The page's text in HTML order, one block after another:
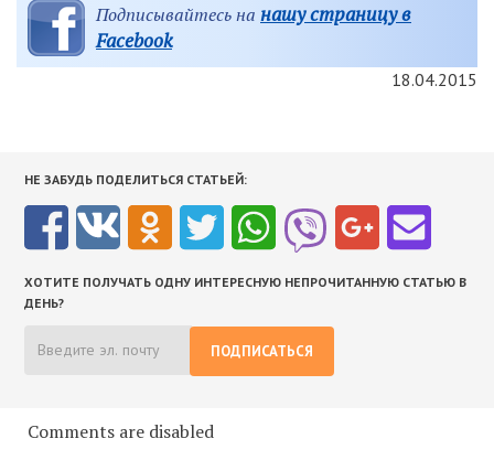
Подписывайтесь на нашу страницу в
Facebook
18.04.2015
НЕ ЗАБУДЬ ПОДЕЛИТЬСЯ СТАТЬЕЙ:
ХОТИТЕ ПОЛУЧАТЬ ОДНУ ИНТЕРЕСНУЮ НЕПРОЧИТАННУЮ СТАТЬЮ В
ДЕНЬ?
ПОДПИСАТЬСЯ
Comments are disabled